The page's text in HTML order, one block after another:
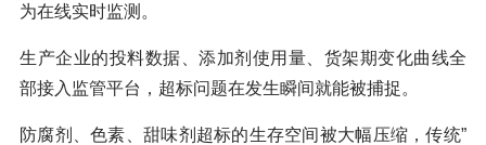
为在线实时监测。
生产企业的投料数据、添加剂使用量、货架期变化曲线全
部接入监管平台，超标问题在发生瞬间就能被捕捉。
防腐剂、色素、甜味剂超标的生存空间被大幅压缩，传统”